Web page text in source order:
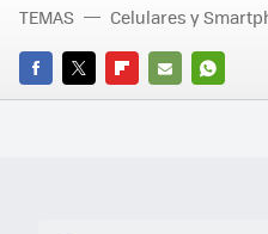
FACEBOOK
TWITTERFLIPBOARD
E-
TEMAS Celulares y